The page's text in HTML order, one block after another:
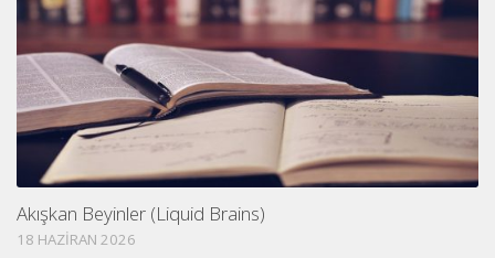
Akışkan Beyinler (Liquid Brains)
18 HAZIRAN 2026